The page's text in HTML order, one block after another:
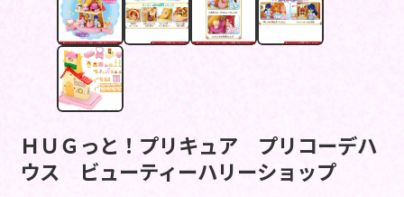
ＨＵＧっと！プリキュア プリコーデハ
ウス ビューティーハリーショップ